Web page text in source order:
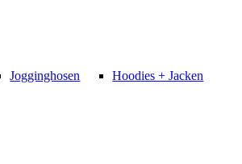
Jogginghosen Hoodies + Jacken